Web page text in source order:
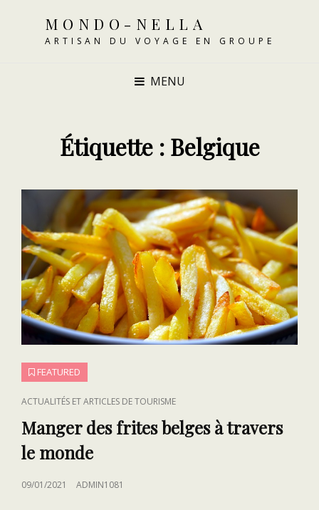
MONDO-NELLA
ARTISAN DU VOYAGE EN GROUPE
MENU
Étiquette : Belgique
FEATURED
CAT
LINKS
ACTUALITÉS ET ARTICLES DE TOURISME
Manger des frites belges à travers
le monde
POSTED
09/01/2021 ADMIN1081